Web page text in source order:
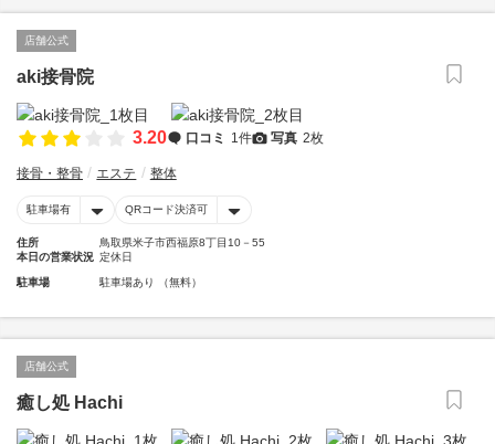
店舗公式
aki接骨院
3.20 口コミ 1件 写真 2枚
接骨・整骨 エステ 整体
駐車場有 QRコード決済可
住所
鳥取県米子市西福原8丁目10－55
本日の営業状況 定休日
駐車場 駐車場あり （無料）
店舗公式
癒し処 Hachi